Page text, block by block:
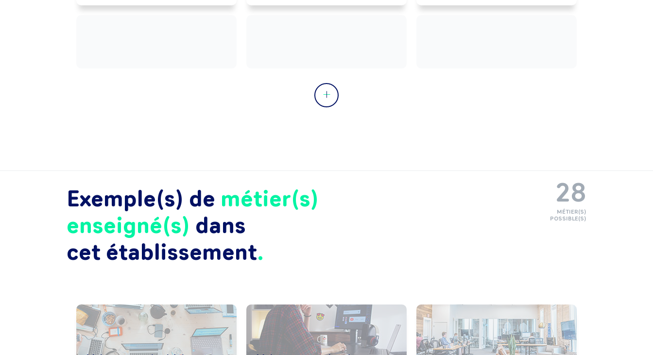
Exemple(s) de métier(s)
enseigné(s) dans
cet établissement
28
MÉTIER(S)
POSSIBLE(S)